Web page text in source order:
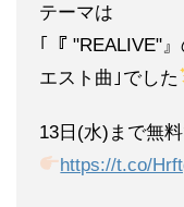
テーマは
｢『 "REALIVE"
エスト曲｣でした
13日(水)まで無
https://t.co/